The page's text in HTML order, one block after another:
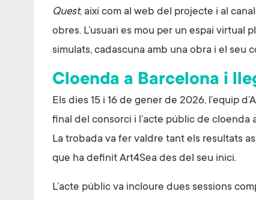
Quest, així com al web del projecte i al
obres. L’usuari es mou per un espai
simulats, cadascuna amb una obra i el seu
Cloenda a Barcelona i
Els dies 15 i 16 de gener de 2026, l’equip
final del consorci i l’acte públic de cloenda
La trobada va fer valdre tant els resultats
que ha definit Art4Sea des del seu inici.
L’acte públic va incloure dues sessions